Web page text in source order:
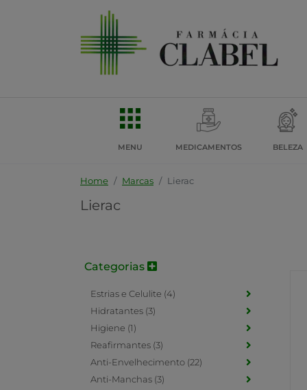
MENU MEDICAMENTOS BELEZA
Home Marcas Lierac
Lierac
Categorias
Estrias e Celulite (4)
Hidratantes (3)
Higiene (1)
Reafirmantes (3)
Anti-Envelhecimento (22)
Anti-Manchas (3)